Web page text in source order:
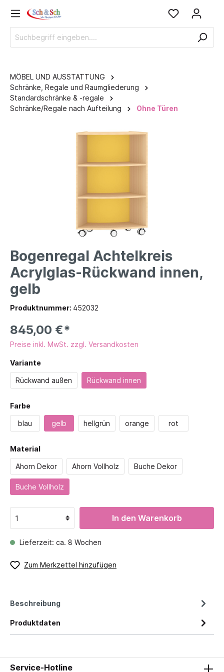
MÖBEL UND AUSSTATTUNG
Schränke, Regale und Raumgliederung
Standardschränke & -regale
Schränke/Regale nach Aufteilung
Ohne Türen
Bogenregal Achtelkreis
Acrylglas-Rückwand innen,
gelb
Produktnummer: 452032
845,00 €*
Preise inkl. MwSt. zzgl. Versandkosten
Variante
Rückwand außen Rückwand innen
Farbe
blau gelb hellgrün orange rot
Material
Ahorn Dekor Ahorn Vollholz Buche Dekor
Buche Vollholz
In den Warenkorb
Lieferzeit: ca. 8 Wochen
Zum Merkzettel hinzufügen
Beschreibung
Produktdaten
Service-Hotline